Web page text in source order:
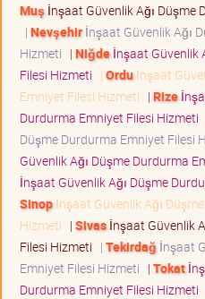
Muş İnşaat Güvenlik Ağı Düşme
| Nevşehirİnşaat Güvenlik Ağı
Hizmeti | Niğdeİnşaat Güvenlik
Filesi Hizmeti | Orduİnşaat
Emniyet Filesi Hizmeti | Rize
Durdurma Emniyet Filesi Hizmeti
Düşme Durdurma Emniyet Filesi
Güvenlik Ağı Düşme Durdurma
İnşaat Güvenlik Ağı Düşme
Sinopİnşaat Güvenlik Ağı
Hizmeti | Sivasİnşaat Güvenlik
Filesi Hizmeti | Tekirdağ İnşaat
Emniyet Filesi Hizmeti | Tokat
Durdurma Emniyet Filesi Hizmeti